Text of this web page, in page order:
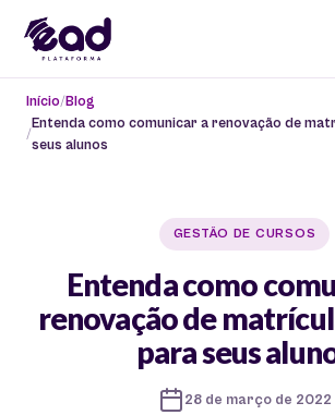
Início Blog
Entenda como comunicar a renovação de
seus alunos
GESTÃO DE CURSOS
Entenda como
renovação de
para seus
28 de março de 2022